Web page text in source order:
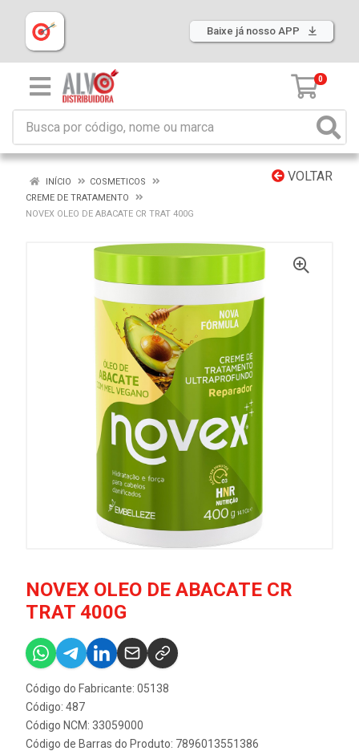
Baixe já nosso APP
0
VOLTAR
INÍCIO
COSMETICOS
CREME DE TRATAMENTO
NOVEX OLEO DE ABACATE CR TRAT 400G
NOVEX OLEO DE ABACATE CR
TRAT 400G
Código do Fabricante: 05138
Código: 487
Código NCM: 33059000
Código de Barras do Produto: 7896013551386